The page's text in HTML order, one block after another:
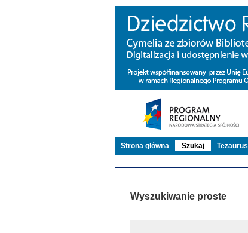
Strona główna Szukaj Tezaurus
Wyszukiwanie proste